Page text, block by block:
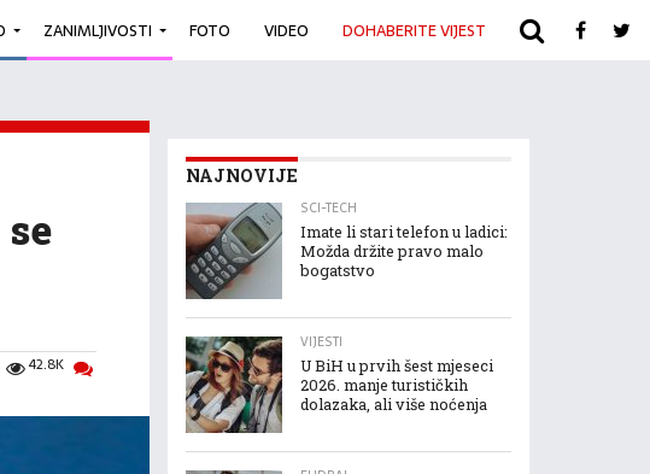
ZANIMLJIVOSTI FOTO VIDEO DOHABERITE VIJEST ARHIVA
42.8K
NAJNOVIJE
SCI-TECH
Imate li stari telefon u ladici:
Možda držite pravo malo
bogatstvo
VIJESTI
U BiH u prvih šest mjeseci
2026. manje turističkih
dolazaka, ali više noćenja